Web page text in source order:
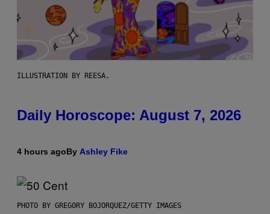
ILLUSTRATION BY REESA.
Daily Horoscope: August 7, 2026
4 hours agoBy Ashley Fike
PHOTO BY GREGORY BOJORQUEZ/GETTY IMAGES